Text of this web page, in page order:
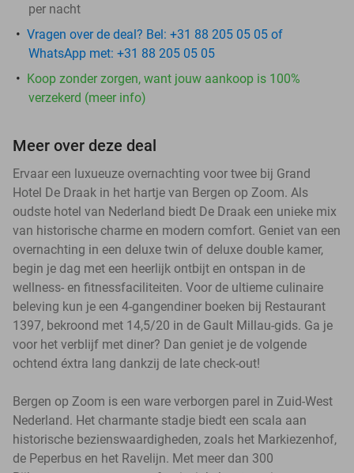
per nacht
Vragen over de deal? Bel: +31 88 205 05 05 of
WhatsApp met: +31 88 205 05 05
Koop zonder zorgen, want jouw aankoop is 100%
verzekerd (meer info)
Meer over deze deal
Ervaar een luxueuze overnachting voor twee bij Grand
Hotel De Draak in het hartje van Bergen op Zoom. Als
oudste hotel van Nederland biedt De Draak een unieke mix
van historische charme en modern comfort. Geniet van een
overnachting in een deluxe twin of deluxe double kamer,
begin je dag met een heerlijk ontbijt en ontspan in de
wellness- en fitnessfaciliteiten. Voor de ultieme culinaire
beleving kun je een 4-gangendiner boeken bij Restaurant
1397, bekroond met 14,5/20 in de Gault Millau-gids. Ga je
voor het verblijf met diner? Dan geniet je de volgende
ochtend éxtra lang dankzij de late check-out!
Bergen op Zoom is een ware verborgen parel in Zuid-West
Nederland. Het charmante stadje biedt een scala aan
historische bezienswaardigheden, zoals het Markiezenhof,
de Peperbus en het Ravelijn. Met meer dan 300